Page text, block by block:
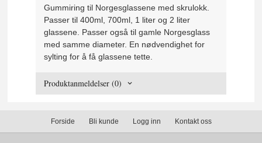
Gummiring til Norgesglassene med skrulokk.
Passer til 400ml, 700ml, 1 liter og 2 liter
glassene. Passer også til gamle Norgesglass
med samme diameter. En nødvendighet for
sylting for å få glassene tette.
Produktanmeldelser (0)
Forside Bli kunde Logg inn Kontakt oss